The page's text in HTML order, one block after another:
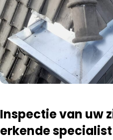
Inspectie van uw
erkende specialist